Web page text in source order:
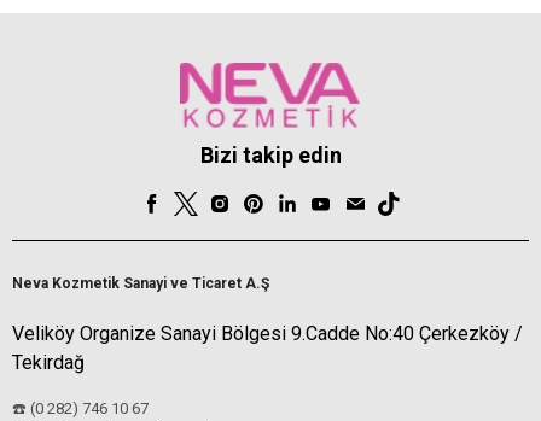
Bizi takip edin
Neva Kozmetik Sanayi ve Ticaret A.Ş
Veliköy Organize Sanayi Bölgesi 9.Cadde No:40 Çerkezköy /
Tekirdağ
☎️ (0 282) 746 10 67